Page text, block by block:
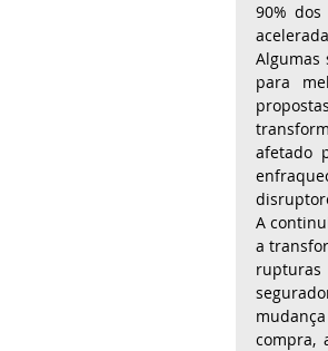
90%
Algumas
para
afetado
A
a
compra,